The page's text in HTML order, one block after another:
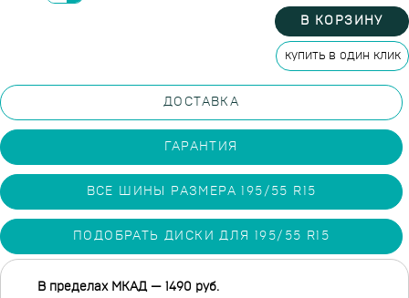
В КОРЗИНУ
купить в один клик
ДОСТАВКА
ГАРАНТИЯ
ВСЕ ШИНЫ РАЗМЕРА 195/55 R15
ПОДОБРАТЬ ДИСКИ ДЛЯ 195/55 R15
В пределах МКАД — 1490 руб.